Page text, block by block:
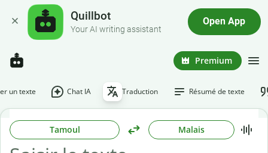
Quillbot
Your AI writing assistant
Open App
Premium
un texte Chat IA Traduction Résumé de texte
Tamoul Malais